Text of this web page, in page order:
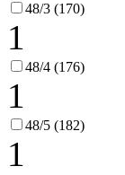
48/3 (170)
1
48/4 (176)
1
48/5 (182)
1